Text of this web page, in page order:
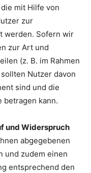
mit Hilfe von
zur
werden. Sofern wir
zur Art und
(z. B. im Rahmen
Nutzer davon
sind und die
betragen kann.
und Widerspruch
abgegebenen
und zudem einen
entsprechend den